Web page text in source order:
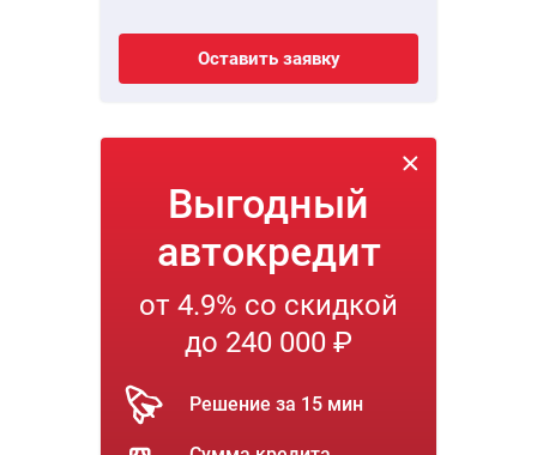
Оставить заявку
Выгодный
автокредит
от 4.9% со скидкой
до 240 000 ₽
Решение за 15 мин